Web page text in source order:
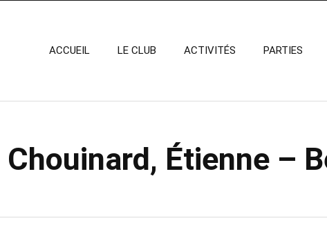
ACCUEIL LE CLUB ACTIVITÉS PARTIES
Étienne –